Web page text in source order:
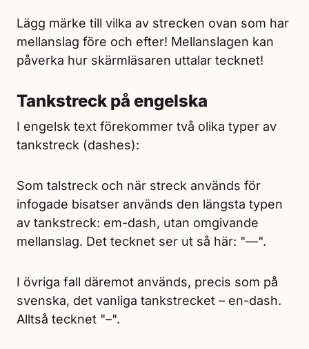
Lägg märke till vilka av strecken ovan som har
mellanslag före och efter! Mellanslagen kan
påverka hur skärmläsaren uttalar tecknet!
Tankstreck på engelska
I engelsk text förekommer två olika typer av
tankstreck (dashes):
Som talstreck och när streck används för
infogade bisatser används den längsta typen
av tankstreck: em-dash, utan omgivande
mellanslag. Det tecknet ser ut så här: "—".
I övriga fall däremot används, precis som på
svenska, det vanliga tankstrecket – en-dash.
Alltså tecknet "–".